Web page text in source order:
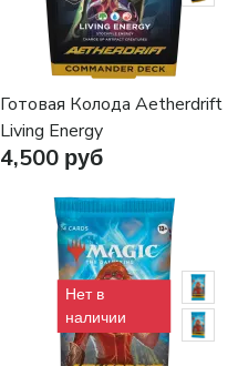
Готовая Колода Aetherdrift
Living Energy
4,500 руб
Нет в
наличии